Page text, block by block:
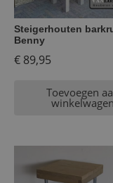
Steigerhouten
Benny
€ 89,95
Toevoegen
winkelwagen